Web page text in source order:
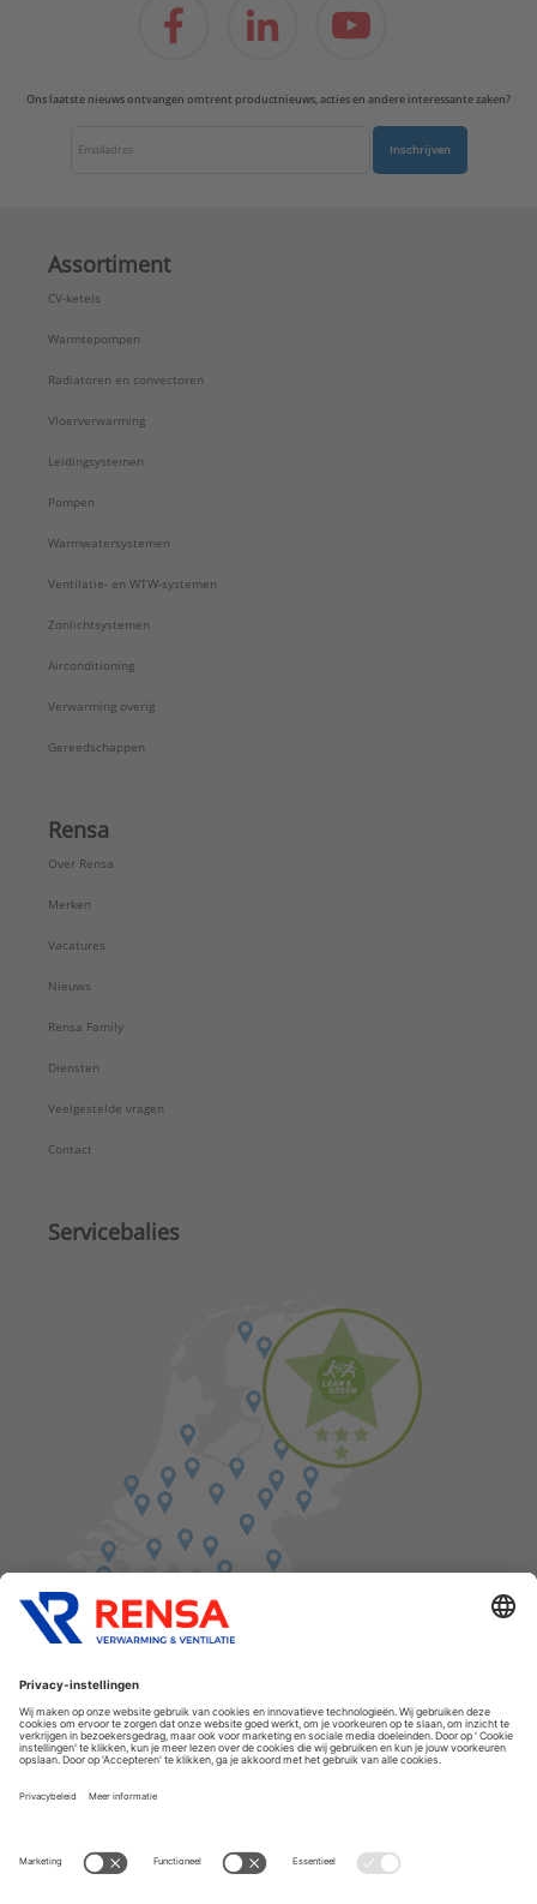
Ons laatste nieuws ontvangen omtrent productnieuws, acties en andere interessante zaken?
Inschrijven
Assortiment
CV-ketels
Warmtepompen
Radiatoren en convectoren
Vloerverwarming
Leidingsystemen
Pompen
Warmwatersystemen
Ventilatie- en WTW-systemen
Zonlichtsystemen
Airconditioning
Verwarming overig
Gereedschappen
Rensa
Over Rensa
Merken
Vacatures
Nieuws
Rensa Family
Diensten
Veelgestelde vragen
Contact
Servicebalies
Cookies
Privacyverklaring
Disclaimer